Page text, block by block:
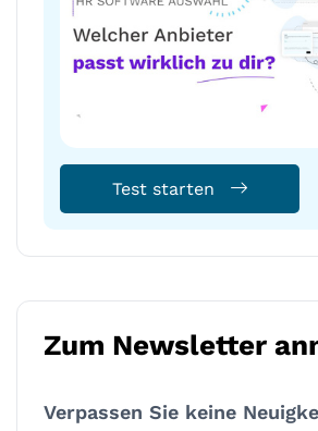
Test starten
Zum Newsletter
Verpassen Sie keine